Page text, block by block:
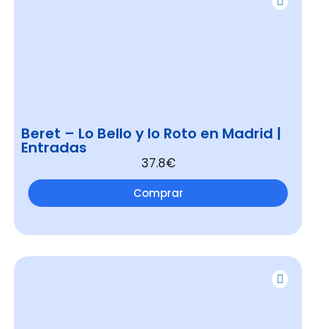
Beret – Lo Bello y lo Roto en Madrid |
Entradas
37.8€
Comprar